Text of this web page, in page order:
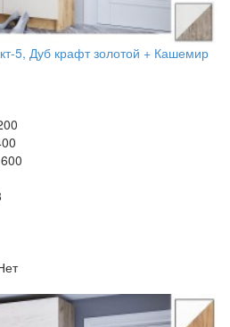
5, Дуб крафт золотой + Кашемир